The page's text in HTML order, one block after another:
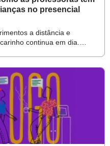
no presencial
a distância e
continua em dia.